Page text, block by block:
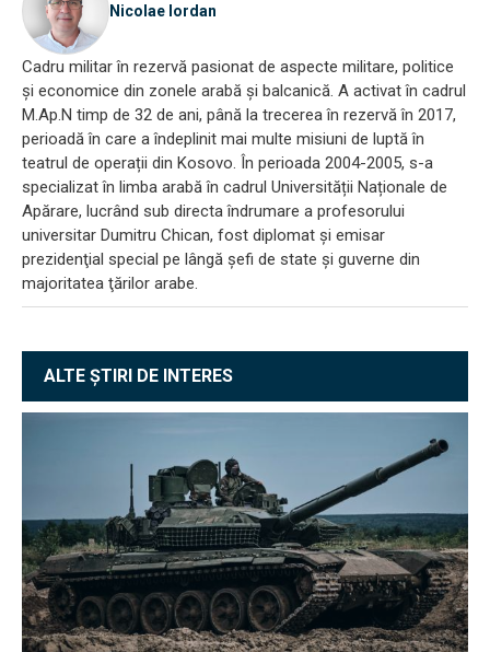
Nicolae Iordan
Cadru militar în rezervă pasionat de aspecte militare, politice
și economice din zonele arabă și balcanică. A activat în cadrul
M.Ap.N timp de 32 de ani, până la trecerea în rezervă în 2017,
perioadă în care a îndeplinit mai multe misiuni de luptă în
teatrul de operații din Kosovo. În perioada 2004-2005, s-a
specializat în limba arabă în cadrul Universității Naționale de
Apărare, lucrând sub directa îndrumare a profesorului
universitar Dumitru Chican, fost diplomat și emisar
prezidenţial special pe lângă şefi de state şi guverne din
majoritatea ţărilor arabe.
ALTE ȘTIRI DE INTERES